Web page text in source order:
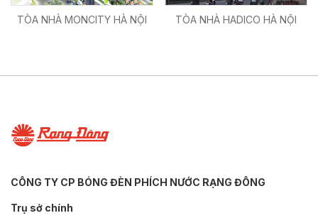
TÒA NHÀ MONCITY HÀ NỘI TÒA NHÀ HADICO HÀ NỘI
CÔNG TY CP BÓNG ĐÈN PHÍCH NƯỚC RẠNG ĐÔNG
Trụ sở chính